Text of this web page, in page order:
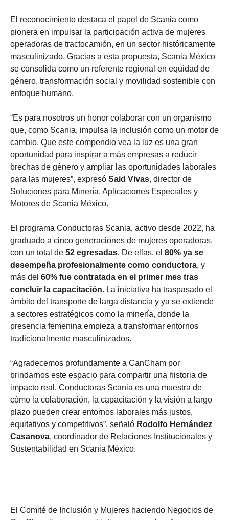
El reconocimiento destaca el papel de Scania como
pionera en impulsar la participación activa de mujeres
operadoras de tractocamión, en un sector históricamente
masculinizado. Gracias a esta propuesta, Scania México
se consolida como un referente regional en equidad de
género, transformación social y movilidad sostenible con
enfoque humano.
“Es para nosotros un honor colaborar con un organismo
que, como Scania, impulsa la inclusión como un motor de
cambio. Que este compendio vea la luz es una gran
oportunidad para inspirar a más empresas a reducir
brechas de género y ampliar las oportunidades laborales
para las mujeres”, expresó Said Vivas, director de
Soluciones para Minería, Aplicaciones Especiales y
Motores de Scania México.
El programa Conductoras Scania, activo desde 2022, ha
graduado a cinco generaciones de mujeres operadoras,
con un total de 52 egresadas. De ellas, el 80% ya se
desempeña profesionalmente como conductora, y
más del 60% fue contratada en el primer mes tras
concluir la capacitación. La iniciativa ha traspasado el
ámbito del transporte de larga distancia y ya se extiende
a sectores estratégicos como la minería, donde la
presencia femenina empieza a transformar entornos
tradicionalmente masculinizados.
“Agradecemos profundamente a CanCham por
brindarnos este espacio para compartir una historia de
impacto real. Conductoras Scania es una muestra de
cómo la colaboración, la capacitación y la visión a largo
plazo pueden crear entornos laborales más justos,
equitativos y competitivos”, señaló Rodolfo Hernández
Casanova, coordinador de Relaciones Institucionales y
Sustentabilidad en Scania México.
El Comité de Inclusión y Mujeres haciendo Negocios de